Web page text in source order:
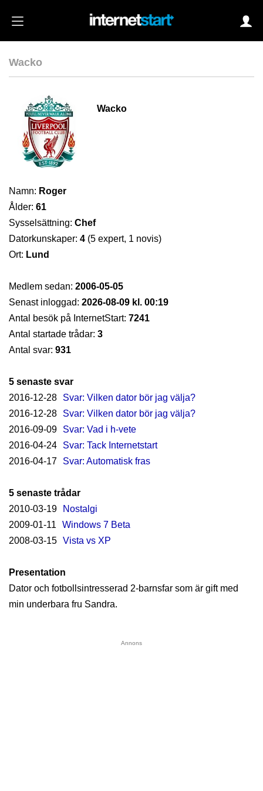
Wacko
Wacko
Namn: Roger
Ålder: 61
Sysselsättning: Chef
Datorkunskaper: 4 (5 expert, 1 novis)
Ort: Lund
Medlem sedan: 2006-05-05
Senast inloggad: 2026-08-09 kl. 00:19
Antal besök på InternetStart: 7241
Antal startade trådar: 3
Antal svar: 931
5 senaste svar
2016-12-28
Svar: Vilken dator bör jag välja?
2016-12-28
Svar: Vilken dator bör jag välja?
2016-09-09
Svar: Vad i h-vete
2016-04-24
Svar: Tack Internetstart
2016-04-17
Svar: Automatisk fras
5 senaste trådar
2010-03-19
Nostalgi
2009-01-11
Windows 7 Beta
2008-03-15 Vista vs XP
Presentation
Dator och fotbollsintresserad 2-barnsfar som är gift med
min underbara fru Sandra.
Annons